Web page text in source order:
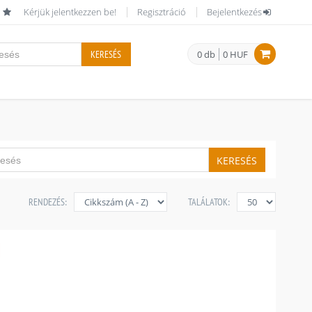
Kérjük jelentkezzen be! Regisztráció Bejelentkezés
0 db 0 HUF
KERESÉS
KERESÉS
TALÁLATOK:
RENDEZÉS: